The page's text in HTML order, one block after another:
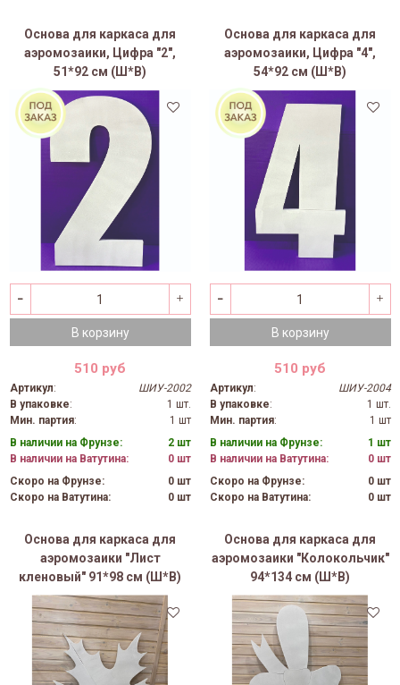
Основа для каркаса для
аэромозаики, Цифра "2",
51*92 см (Ш*В)
В корзину
510 руб
Артикул:
ШИУ-2002
В упаковке:
1 шт.
Мин. партия:
1 шт
В наличии на Фрунзе:
2 шт
В наличии на Ватутина:
0 шт
Скоро на Фрунзе:
0 шт
Скоро на Ватутина:
0 шт
Основа для каркаса для
аэромозаики, Цифра "4",
54*92 см (Ш*В)
В корзину
510 руб
Артикул:
ШИУ-2004
В упаковке:
1 шт.
Мин. партия:
1 шт
В наличии на Фрунзе:
1 шт
В наличии на Ватутина:
0 шт
Скоро на Фрунзе:
0 шт
Скоро на Ватутина:
0 шт
Основа для каркаса для
аэромозаики "Лист
кленовый" 91*98 см (Ш*В)
Основа для каркаса для
аэромозаики "Колокольчик"
94*134 см (Ш*В)